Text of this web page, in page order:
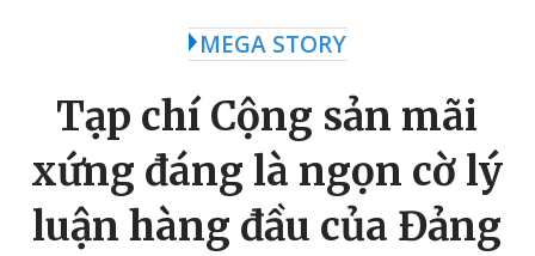
MEGA STORY
Tạp chí Cộng sản mãi
xứng đáng là ngọn cờ lý
luận hàng đầu của Đảng